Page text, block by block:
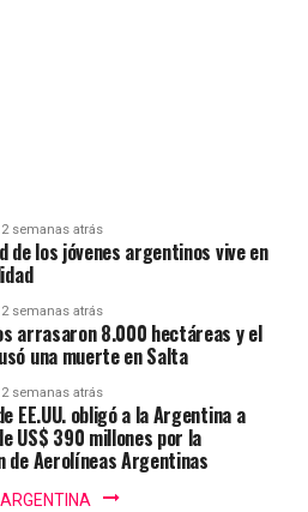
2 semanas atrás
de los jóvenes argentinos vive en
2 semanas atrás
arrasaron 8.000 hectáreas y el
una muerte en Salta
2 semanas atrás
EE.UU. obligó a la Argentina a
US$ 390 millones por la
de Aerolíneas Argentinas